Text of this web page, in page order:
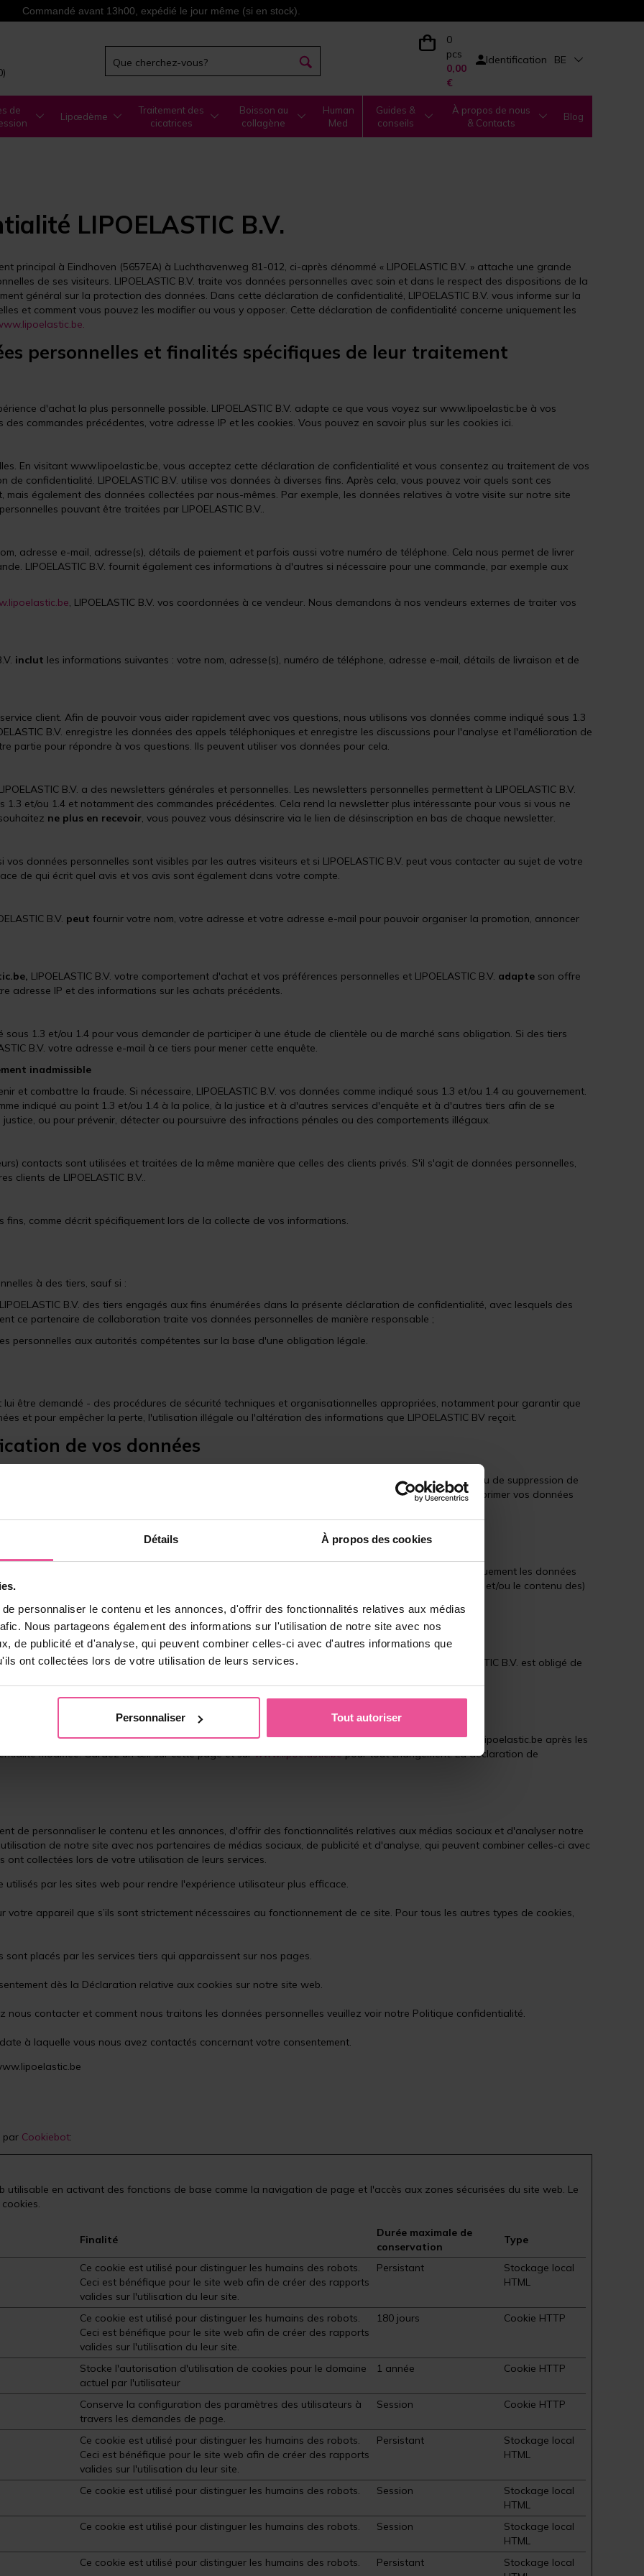
Détails À propos des cookies
personnaliser le contenu et les annonces, d'offrir des fonctionnalités relatives aux médias
Nous partageons également des informations sur l'utilisation de notre site avec nos
de publicité et d'analyse, qui peuvent combiner celles-ci avec d'autres informations que
ont collectées lors de votre utilisation de leurs services.
Personnaliser Tout autoriser
Commandé avant 13h00, expédié le jour même (si en stock).
0
pcs
0,00
€
Identification BE
de
Lipœdème
Traitement des
cicatrices
Boisson au
collagène
Human
Med
Guides &
conseils
À propos de nous
& Contacts
Blog
LIPOELASTIC B.V.
principal à Eindhoven (5657EA) à Luchthavenweg 81-012, ci-après dénommé « LIPOELASTIC B.V. » attache une grande
de ses visiteurs. LIPOELASTIC B.V. traite vos données personnelles avec soin et dans le respect des dispositions de la
général sur la protection des données. Dans cette déclaration de confidentialité, LIPOELASTIC B.V. vous informe sur la
et comment vous pouvez les modifier ou vous y opposer. Cette déclaration de confidentialité concerne uniquement les
personnelles et finalités spécifiques de leur traitement
d'achat la plus personnelle possible. LIPOELASTIC B.V. adapte ce que vous voyez sur www.lipoelastic.be à vos
des commandes précédentes, votre adresse IP et les cookies. Vous pouvez en savoir plus sur les cookies ici.
En visitant www.lipoelastic.be, vous acceptez cette déclaration de confidentialité et vous consentez au traitement de vos
confidentialité. LIPOELASTIC B.V. utilise vos données à diverses fins. Après cela, vous pouvez voir quels sont ces
également des données collectées par nous-mêmes. Par exemple, les données relatives à votre visite sur notre site
pouvant être traitées par LIPOELASTIC B.V..
adresse e-mail, adresse(s), détails de paiement et parfois aussi votre numéro de téléphone. Cela nous permet de livrer
LIPOELASTIC B.V. fournit également ces informations à d'autres si nécessaire pour une commande, par exemple aux
, LIPOELASTIC B.V. vos coordonnées à ce vendeur. Nous demandons à nos vendeurs externes de traiter vos
inclut les informations suivantes : votre nom, adresse(s), numéro de téléphone, adresse e-mail, détails de livraison et de
client. Afin de pouvoir vous aider rapidement avec vos questions, nous utilisons vos données comme indiqué sous 1.3
B.V. enregistre les données des appels téléphoniques et enregistre les discussions pour l'analyse et l'amélioration de
partie pour répondre à vos questions. Ils peuvent utiliser vos données pour cela.
B.V. a des newsletters générales et personnelles. Les newsletters personnelles permettent à LIPOELASTIC B.V.
1.3 et/ou 1.4 et notamment des commandes précédentes. Cela rend la newsletter plus intéressante pour vous si vous ne
ne plus en recevoir, vous pouvez vous désinscrire via le lien de désinscription en bas de chaque newsletter.
données personnelles sont visibles par les autres visiteurs et si LIPOELASTIC B.V. peut vous contacter au sujet de votre
de qui écrit quel avis et vos avis sont également dans votre compte.
B.V. peut fournir votre nom, votre adresse et votre adresse e-mail pour pouvoir organiser la promotion, annoncer
LIPOELASTIC B.V. votre comportement d'achat et vos préférences personnelles et LIPOELASTIC B.V. adapte son offre
adresse IP et des informations sur les achats précédents.
sous 1.3 et/ou 1.4 pour vous demander de participer à une étude de clientèle ou de marché sans obligation. Si des tiers
B.V. votre adresse e-mail à ce tiers pour mener cette enquête.
inadmissible
et combattre la fraude. Si nécessaire, LIPOELASTIC B.V. vos données comme indiqué sous 1.3 et/ou 1.4 au gouvernement.
indiqué au point 1.3 et/ou 1.4 à la police, à la justice et à d'autres services d'enquête et à d'autres tiers afin de se
ou pour prévenir, détecter ou poursuivre des infractions pénales ou des comportements illégaux.
contacts sont utilisées et traitées de la même manière que celles des clients privés. S'il s'agit de données personnelles,
clients de LIPOELASTIC B.V..
comme décrit spécifiquement lors de la collecte de vos informations.
à des tiers, sauf si :
B.V. des tiers engagés aux fins énumérées dans la présente déclaration de confidentialité, avec lesquels des
ce partenaire de collaboration traite vos données personnelles de manière responsable ;
personnelles aux autorités compétentes sur la base d'une obligation légale.
lui être demandé - des procédures de sécurité techniques et organisationnelles appropriées, notamment pour garantir que
et pour empêcher la perte, l'utilisation illégale ou l'altération des informations que LIPOELASTIC BV reçoit.
de vos données
personnelles que nous traitons. Vous pouvez également faire une demande de modification ou de suppression de
ou utiliser l'option de désautorisation dans votre compte. Si vous choisissez de supprimer vos données
traitement de vos données personnelles est essentiel au fonctionnement du site Web.
B.V.
par des tiers de vos données personnelles. Cette déclaration de confidentialité concerne uniquement les données
LIPOELASTIC B.V. n'accepte pas toute responsabilité ou obligation pour (l'exploitation et/ou le contenu des)
une période de 12 mois après votre dernière visite sur www.lipoelastic.be, à moins que LIPOELASTIC B.V. est obligé de
d'une disposition légale.
de confidentialité
déclaration de confidentialité. Tout ajustement sera annoncé via www.lipoelastic.be. En utilisant www.lipoelastic.be après les
modifiée. Gardez un œil sur cette page et surwww.lipoelastic.bepour tout changement. La déclaration de
de personnaliser le contenu et les annonces, d'offrir des fonctionnalités relatives aux médias sociaux et d'analyser notre
de notre site avec nos partenaires de médias sociaux, de publicité et d'analyse, qui peuvent combiner celles-ci avec
collectées lors de votre utilisation de leurs services.
par les sites web pour rendre l'expérience utilisateur plus efficace.
appareil que s’ils sont strictement nécessaires au fonctionnement de ce site. Pour tous les autres types de cookies,
placés par les services tiers qui apparaissent sur nos pages.
dès la Déclaration relative aux cookies sur notre site web.
nous contacter et comment nous traitons les données personnelles veuillez voir notre Politique confidentialité.
à laquelle vous nous avez contactés concernant votre consentement.
par Cookiebot:
utilisable en activant des fonctions de base comme la navigation de page et l'accès aux zones sécurisées du site web. Le
Finalité
Durée maximale de
conservation
Type
Ce cookie est utilisé pour distinguer les humains des robots.
Ceci est bénéfique pour le site web afin de créer des rapports
valides sur l'utilisation du leur site.
Persistant
Stockage local
HTML
Ce cookie est utilisé pour distinguer les humains des robots.
Ceci est bénéfique pour le site web afin de créer des rapports
valides sur l'utilisation du leur site.
180 jours Cookie HTTP
Stocke l'autorisation d'utilisation de cookies pour le domaine
actuel par l'utilisateur
1 année Cookie HTTP
Conserve la configuration des paramètres des utilisateurs à
travers les demandes de page.
Session Cookie HTTP
Ce cookie est utilisé pour distinguer les humains des robots.
Ceci est bénéfique pour le site web afin de créer des rapports
valides sur l'utilisation du leur site.
Persistant
Stockage local
HTML
Ce cookie est utilisé pour distinguer les humains des robots. Session
Stockage local
HTML
Ce cookie est utilisé pour distinguer les humains des robots. Session
Stockage local
HTML
Ce cookie est utilisé pour distinguer les humains des robots. Persistant
Stockage local